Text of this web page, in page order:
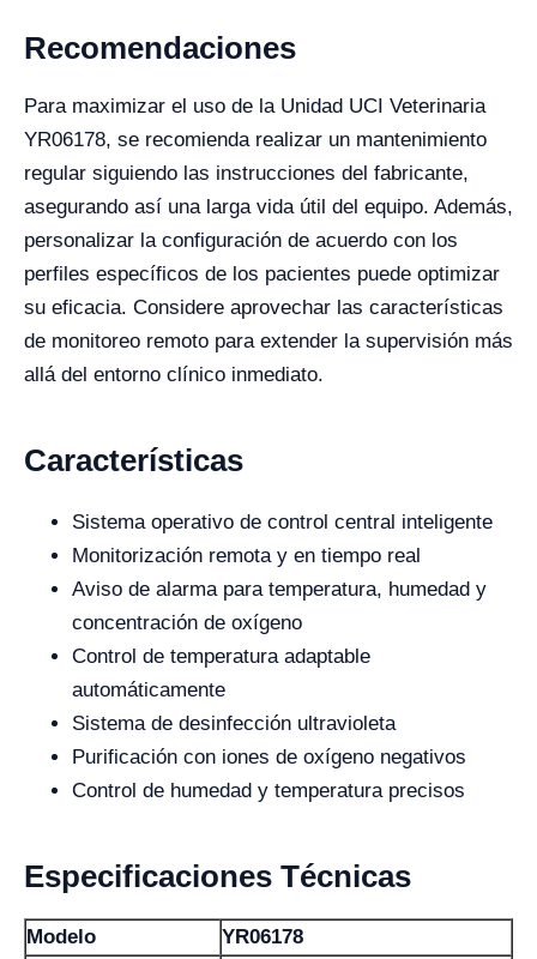
Recomendaciones
Para maximizar el uso de la Unidad UCI Veterinaria
YR06178, se recomienda realizar un mantenimiento
regular siguiendo las instrucciones del fabricante,
asegurando así una larga vida útil del equipo. Además,
personalizar la configuración de acuerdo con los
perfiles específicos de los pacientes puede optimizar
su eficacia. Considere aprovechar las características
de monitoreo remoto para extender la supervisión más
allá del entorno clínico inmediato.
Características
Sistema operativo de control central inteligente
Monitorización remota y en tiempo real
Aviso de alarma para temperatura, humedad y
concentración de oxígeno
Control de temperatura adaptable
automáticamente
Sistema de desinfección ultravioleta
Purificación con iones de oxígeno negativos
Control de humedad y temperatura precisos
Especificaciones Técnicas
Modelo YR06178